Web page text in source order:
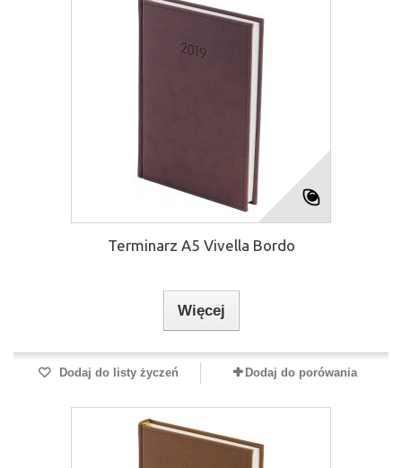
Terminarz A5 Vivella Bordo
Więcej
Dodaj do listy życzeń Dodaj do porówania